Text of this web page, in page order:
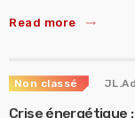
Read more trending_flat
Non classé
Crise énergétique